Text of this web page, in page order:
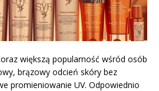
większą popularność wśród osób
brązowy odcień skóry bez
promieniowanie UV. Odpowiednio